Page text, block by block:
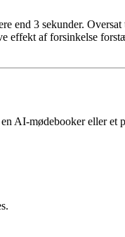
end 3 sekunder. Oversat
effekt af forsinkelse
AI-mødebooker eller